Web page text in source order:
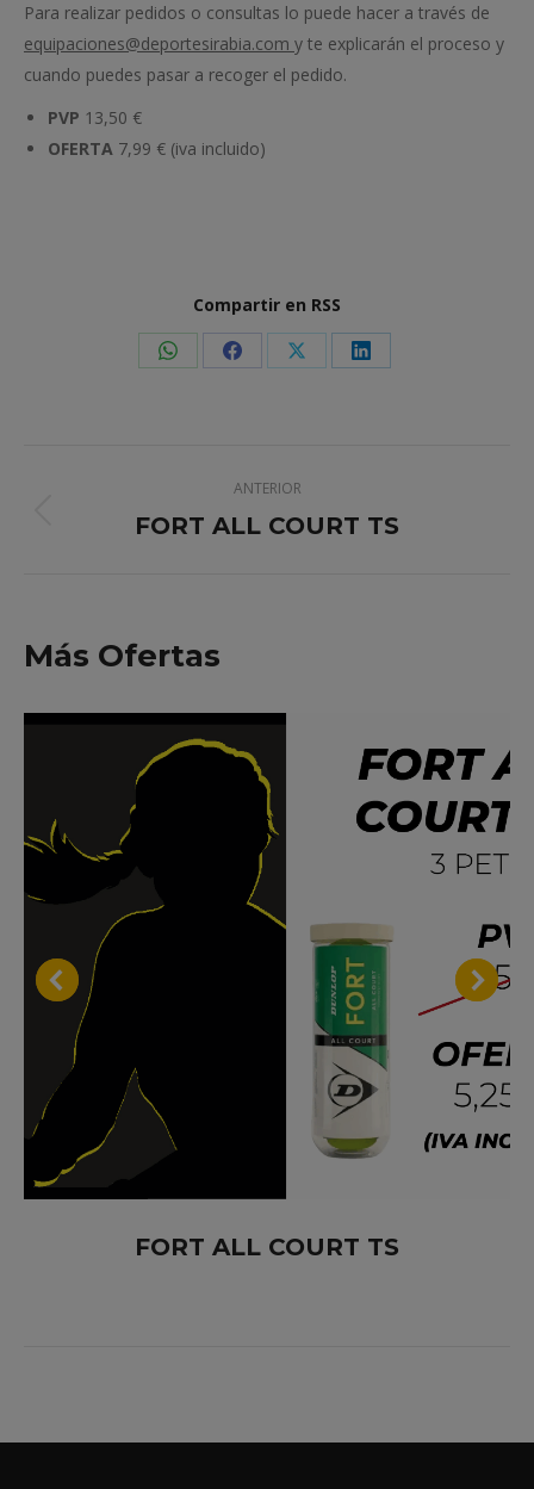
Para realizar pedidos o consultas lo puede hacer a través de
equipaciones@deportesirabia.com y te explicarán el proceso y
cuando puedes pasar a recoger el pedido.
PVP 13,50 €
OFERTA 7,99 € (iva incluido)
Compartir en RSS
Share Share Share Share
ANTERIOR
Proyecto
FORT ALL COURT TS
Más Ofertas
FORT ALL COURT TS